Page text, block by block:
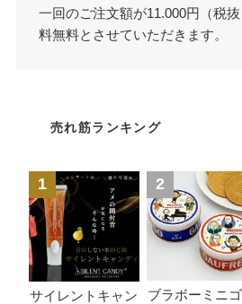
一回のご注文額が11.000円（税
料無料とさせていただきます。
売れ筋ランキング
1
サイレントキャン
2
ブラボーミニ